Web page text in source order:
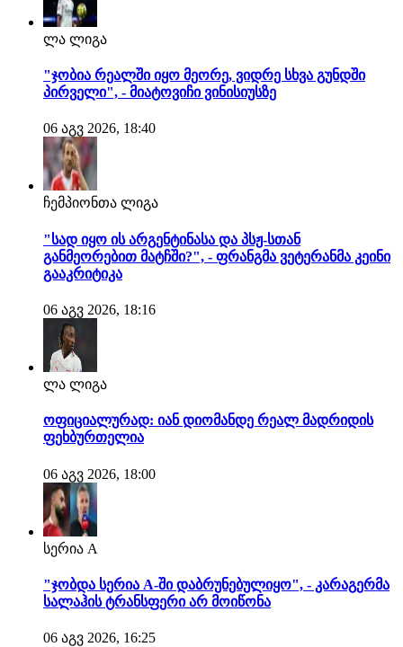
ლა ლიგა
"ჯობია რეალში იყო მეორე, ვიდრე სხვა გუნდში
პირველი", - მიატოვიჩი ვინისიუსზე
06 აგვ 2026, 18:40
ჩემპიონთა ლიგა
"სად იყო ის არგენტინასა და პსჟ-სთან
განმეორებით მატჩში?", - ფრანგმა ვეტერანმა კეინი
გააკრიტიკა
06 აგვ 2026, 18:16
ლა ლიგა
ოფიციალურად: იან დიომანდე რეალ მადრიდის
ფეხბურთელია
06 აგვ 2026, 18:00
სერია A
"ჯობდა სერია A-ში დაბრუნებულიყო", - კარაგერმა
სალაჰის ტრანსფერი არ მოიწონა
06 აგვ 2026, 16:25